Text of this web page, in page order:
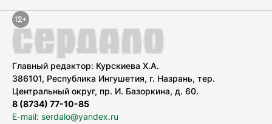
Главный редактор: Курскиева Х.А.
386101, Республика Ингушетия, г. Назрань, тер.
Центральный округ, пр. И. Базоркина, д. 60.
8 (8734) 77-10-85
E-mail: serdalo@yandex.ru